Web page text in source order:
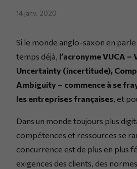
14 janv. 2020
Si le monde anglo-saxon en
temps déjà, l’acronyme VUCA –
Uncertainty (incertitude),
Ambiguity – commence à se
les entreprises françaises, et
Dans un monde toujours plus
compétences et ressources se
concurrence est de plus en plus
exigences des clients, des